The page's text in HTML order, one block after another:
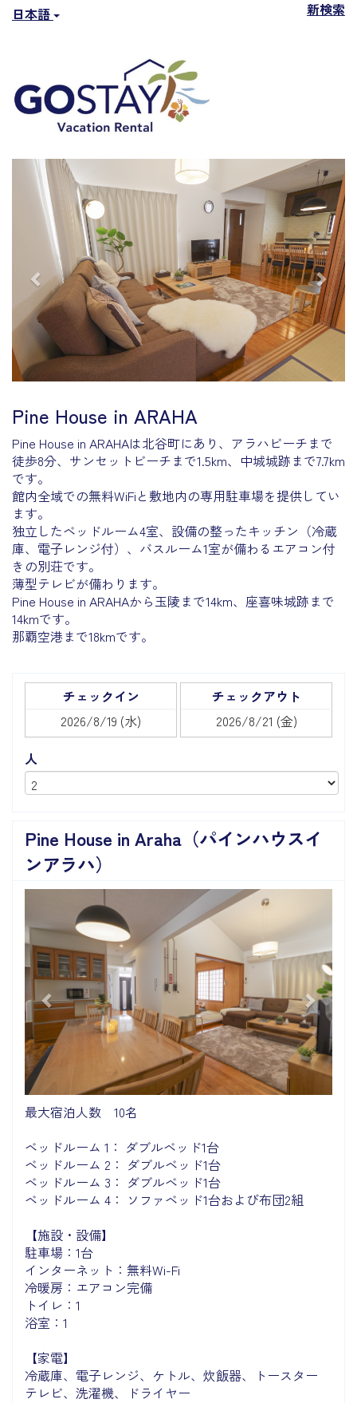
日本語 新検索
Previous Next
Pine House in ARAHA
Pine House in ARAHAは北谷町にあり、アラハビーチまで
徒歩8分、サンセットビーチまで1.5km、中城城跡まで7.7km
です。
館内全域での無料WiFiと敷地内の専用駐車場を提供してい
ます。
独立したベッドルーム4室、設備の整ったキッチン（冷蔵
庫、電子レンジ付）、バスルーム1室が備わるエアコン付
きの別荘です。
薄型テレビが備わります。
Pine House in ARAHAから玉陵まで14km、座喜味城跡まで
14kmです。
那覇空港まで18kmです。
チェックイン チェックアウト
人
Pine House in Araha（パインハウスイ
ンアラハ）
Previous
最大宿泊人数 10名
ベッドルーム 1： ダブルベッド1台
ベッドルーム 2： ダブルベッド1台
ベッドルーム 3： ダブルベッド1台
ベッドルーム 4： ソファベッド1台および布団2組
【施設・設備】
駐車場：1台
インターネット：無料Wi-Fi
冷暖房：エアコン完備
トイレ：1
浴室：1
【家電】
冷蔵庫、電子レンジ、ケトル、炊飯器、トースター
テレビ、洗濯機、ドライヤー